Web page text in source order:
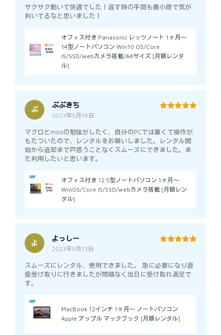
サクサク動いて快適でした！返す時の手間も最小限で気が
利いてるなと思いました！
オフィス付き Panasonic レッツノート 1ヶ月～
14型ノートパソコン Win10 OS/Core
i5/SSD/webカメラ搭載/A4サイズ [月額レンタ
ル]
ぷ
ぷぷきち
2023年5月18日
マクロとmosの勉強がしたく、自分のPCでは重くて操作が
もたついたので、レンタルをお願いしました。レンタル開
始から返却まで戸惑うことなくスムーズにできました。ま
た利用したいと思います。
オフィス付き 12.5型ノートパソコン 1ヶ月～
WinOS/Core i5/SSD/webカメラ搭載 [月額レン
タル]
よ
よっしー
2023年5月13日
スムーズにレンタル、使用できました。 急に必要になり直
接受け取りに行きましたが問題なく当日に受け取れ満足で
す。
MacBook 12インチ 1ヶ月～ ノートパソコン
Apple アップル マックブック [月額レンタル]